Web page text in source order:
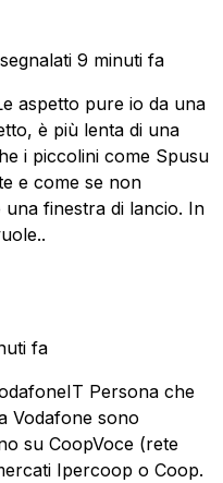
9 minuti fa
aspetto pure io da una
è più lenta di una
i piccolini come Spusu
e come se non
finestra di lancio. In
fa
Persona che
Vodafone sono
su CoopVoce (rete
Ipercoop o Coop.